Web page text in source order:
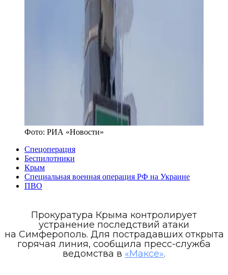
Фото: РИА «Новости»
Спецоперация
Беспилотники
Крым
Специальная военная операция РФ на Украине
ПВО
Прокуратура Крыма контролирует
устранение последствий атаки
на Симферополь. Для пострадавших открыта
горячая линия, сообщила пресс-служба
ведомства в «Максе».